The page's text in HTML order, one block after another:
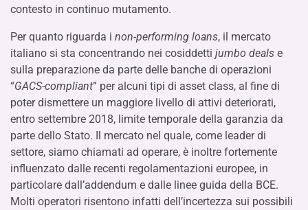
contesto in continuo mutamento.
Per quanto riguarda i non-performing loans, il mercato
italiano si sta concentrando nei cosiddetti jumbo deals e
sulla preparazione da parte delle banche di operazioni
“GACS-compliant” per alcuni tipi di asset class, al fine di
poter dismettere un maggiore livello di attivi deteriorati,
entro settembre 2018, limite temporale della garanzia da
parte dello Stato. Il mercato nel quale, come leader di
settore, siamo chiamati ad operare, è inoltre fortemente
influenzato dalle recenti regolamentazioni europee, in
particolare dall’addendum e dalle linee guida della BCE.
Molti operatori risentono infatti dell’incertezza sui possibili